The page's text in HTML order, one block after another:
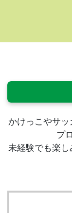
かけっこやサ
プ
未経験でも楽し